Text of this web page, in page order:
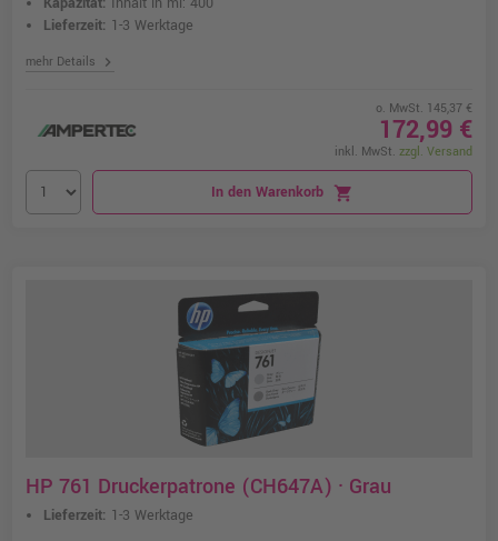
Lieferzeit: 1-3 Werktage
mehr Details chevron_right
o. MwSt. 145,37 €
172,99 €
inkl. MwSt. zzgl. Versand
In den Warenkorb shopping_cart
HP 761 Druckerpatrone (CH647A) · Grau
Lieferzeit: 1-3 Werktage